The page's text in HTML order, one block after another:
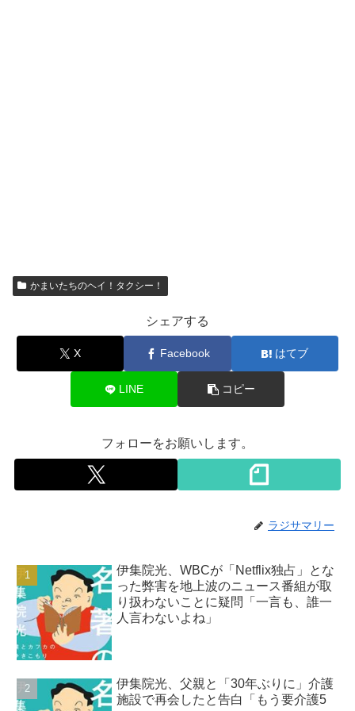
かまいたちのヘイ！タクシー！
シェアする
X Facebook はてブ
LINE コピー
フォローをお願いします。
ラジサマリー
伊集院光、WBCが「Netflix独占」とな
った弊害を地上波のニュース番組が取
り扱わないことに疑問「一言も、誰一
人言わないよね」
伊集院光、父親と「30年ぶりに」介護
施設で再会したと告白「もう要介護5